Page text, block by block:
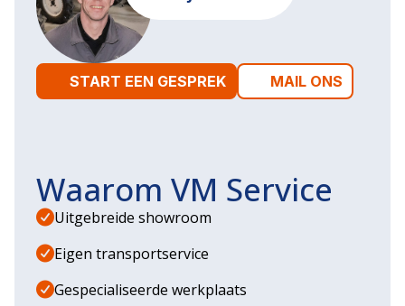
START EEN GESPREK MAIL ONS
Waarom VM Service
Uitgebreide showroom
Eigen transportservice
Gespecialiseerde werkplaats